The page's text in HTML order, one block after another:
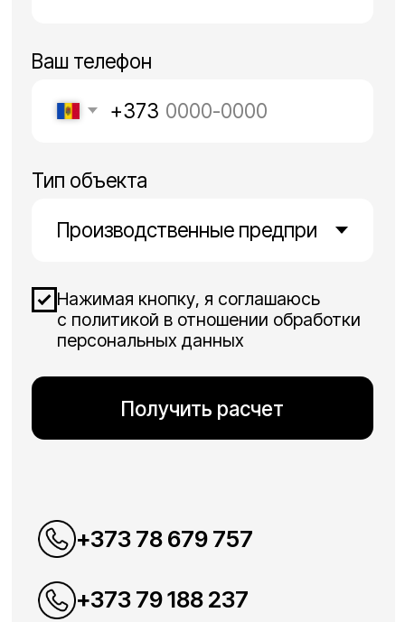
СЕРВИС
КОМПАНИЯ
Противопожарное полотно
Противопожарное снаряжение
Доставка и оплата
О нас
Контакты